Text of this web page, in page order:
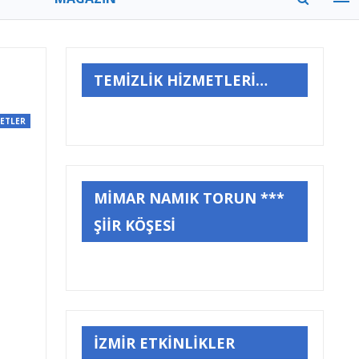
TÜM MANŞETLER
TEMİZLİK HİZMETLERİ…
MİMAR NAMIK TORUN ***
ŞİİR KÖŞESİ
İZMİR ETKİNLİKLER